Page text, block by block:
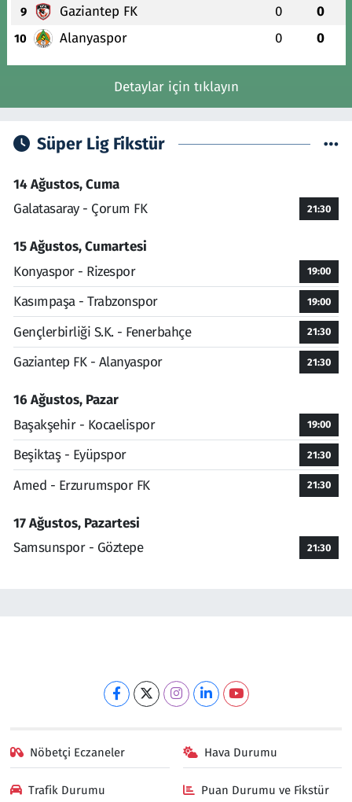
9 Gaziantep FK 0 0
10 Alanyaspor 0 0
Detaylar için tıklayın
Süper Lig Fikstür
14 Ağustos, Cuma
Galatasaray - Çorum FK
21:30
15 Ağustos, Cumartesi
Konyaspor - Rizespor
19:00
Kasımpaşa - Trabzonspor 19:00
Gençlerbirliği S.K. - Fenerbahçe 21:30
Gaziantep FK - Alanyaspor 21:30
16 Ağustos, Pazar
Başakşehir - Kocaelispor
19:00
Beşiktaş - Eyüpspor 21:30
Amed - Erzurumspor FK 21:30
17 Ağustos, Pazartesi
Samsunspor - Göztepe
21:30
Nöbetçi Eczaneler Hava Durumu
Trafik Durumu Puan Durumu ve Fikstür